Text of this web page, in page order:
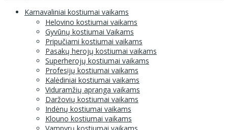
Karnavaliniai kostiumai vaikams
Helovino kostiumai vaikams
Gyvūnų kostiumai Vaikams
Pripučiami kostiumai vaikams
Pasakų herojų kostiumai vaikams
Superherojų kostiumai vaikams
Profesijų kostiumai vaikams
Kalėdiniai kostiumai vaikams
Viduramžių apranga vaikams
Daržovių kostiumai vaikams
Indėnų kostiumai vaikams
Klouno kostiumai vaikams
Vampyrų kostiumai vaikams